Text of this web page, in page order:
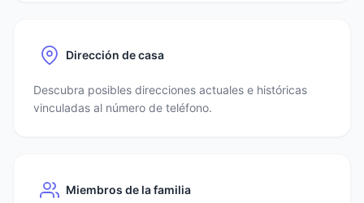
Dirección de casa
Descubra posibles direcciones actuales e históricas
vinculadas al número de teléfono.
Miembros de la familia